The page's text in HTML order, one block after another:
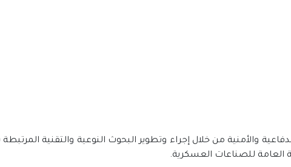
والأمنية من خلال إجراء وتطوير البحوث النوعية والتقنية المرتبطة
العامة للصناعات العسكرية.